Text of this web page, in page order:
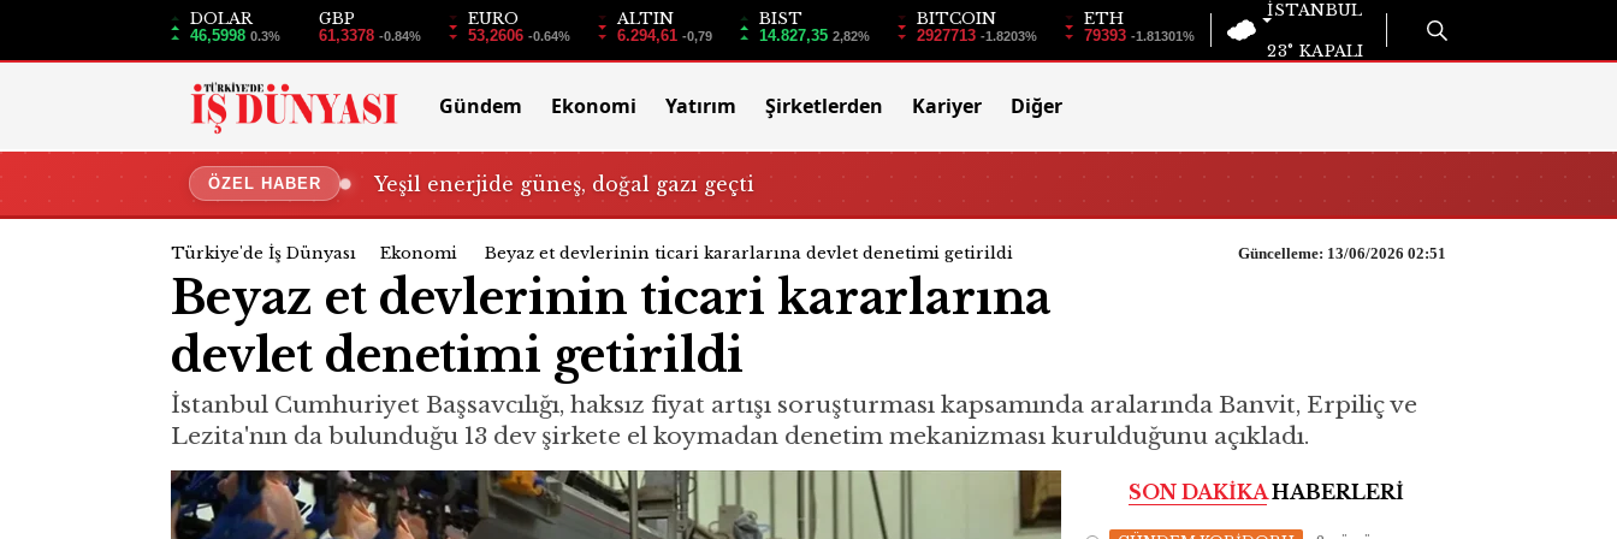
DOLAR
46,5998 0.3%
GBP
61,3378 -0.84%
EURO
53,2606 -0.64%
ALTIN
6.294,61 -0,79
BIST
14.827,35 2,82%
BITCOIN
2927713 -1.8203%
ETH
79393 -1.81301%
İSTANBUL
23° KAPALI
Gündem Ekonomi Yatırım Şirketlerden Kariyer Diğer
ÖZEL HABER Yeşil enerjide güneş, doğal gazı geçti
Türkiye'de İş Dünyası Ekonomi Beyaz et devlerinin ticari kararlarına devlet denetimi getirildi Güncelleme: 13/06/2026 02:51
Beyaz et devlerinin ticari kararlarına
devlet denetimi getirildi
İstanbul Cumhuriyet Başsavcılığı, haksız fiyat artışı soruşturması kapsamında aralarında Banvit, Erpiliç ve
Lezita'nın da bulunduğu 13 dev şirkete el koymadan denetim mekanizması kurulduğunu açıkladı.
SON DAKİKAHABERLERİ